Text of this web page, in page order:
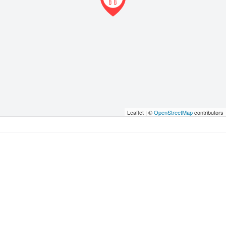
Leaflet | ©OpenStreetMapcontributors